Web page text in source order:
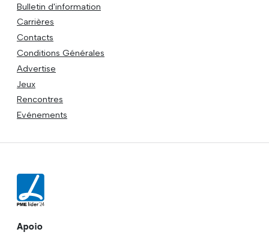
Bulletin d'information
Carrières
Contacts
Conditions Générales
Advertise
Jeux
Rencontres
Evénements
Apoio